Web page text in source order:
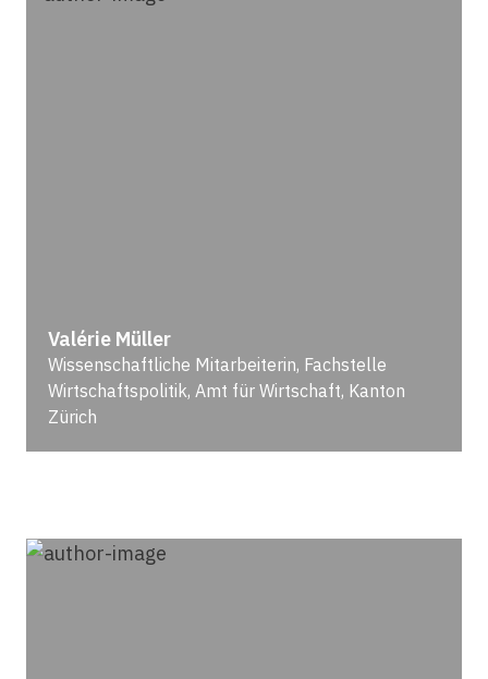
Valérie Müller
Wissenschaftliche Mitarbeiterin, Fachstelle
Wirtschaftspolitik, Amt für Wirtschaft, Kanton
Zürich